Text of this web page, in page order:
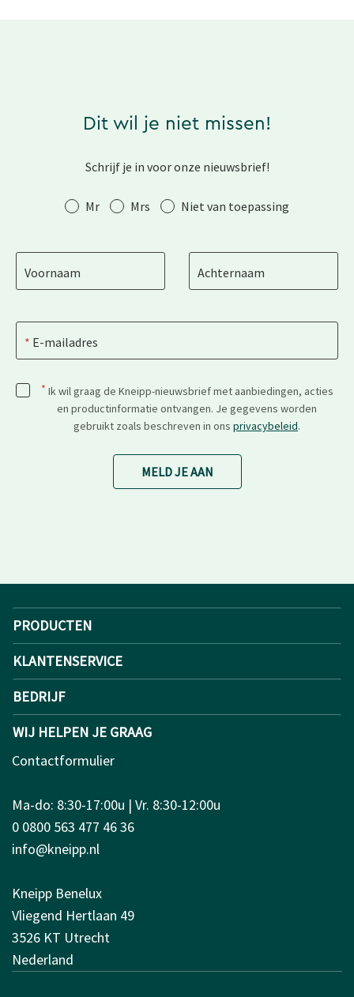
Dit wil je niet missen!
Schrijf je in voor onze nieuwsbrief!
Aanhef Mr Mrs Niet van toepassing
Voornaam Achternaam
E-mailadres
* Ik wil graag de Kneipp-nieuwsbrief met aanbiedingen, acties
en productinformatie ontvangen. Je gegevens worden
gebruikt zoals beschreven in ons privacybeleid.
MELD JE AAN
PRODUCTEN
KLANTENSERVICE
BEDRIJF
WIJ HELPEN JE GRAAG
Contactformulier
Ma-do: 8:30-17:00u | Vr. 8:30-12:00u
0 0800 563 477 46 36
info@kneipp.nl
Kneipp Benelux
Vliegend Hertlaan 49
3526 KT Utrecht
Nederland